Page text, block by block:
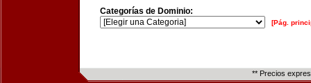
Categorías de Dominio:
[Pág.
** Precios